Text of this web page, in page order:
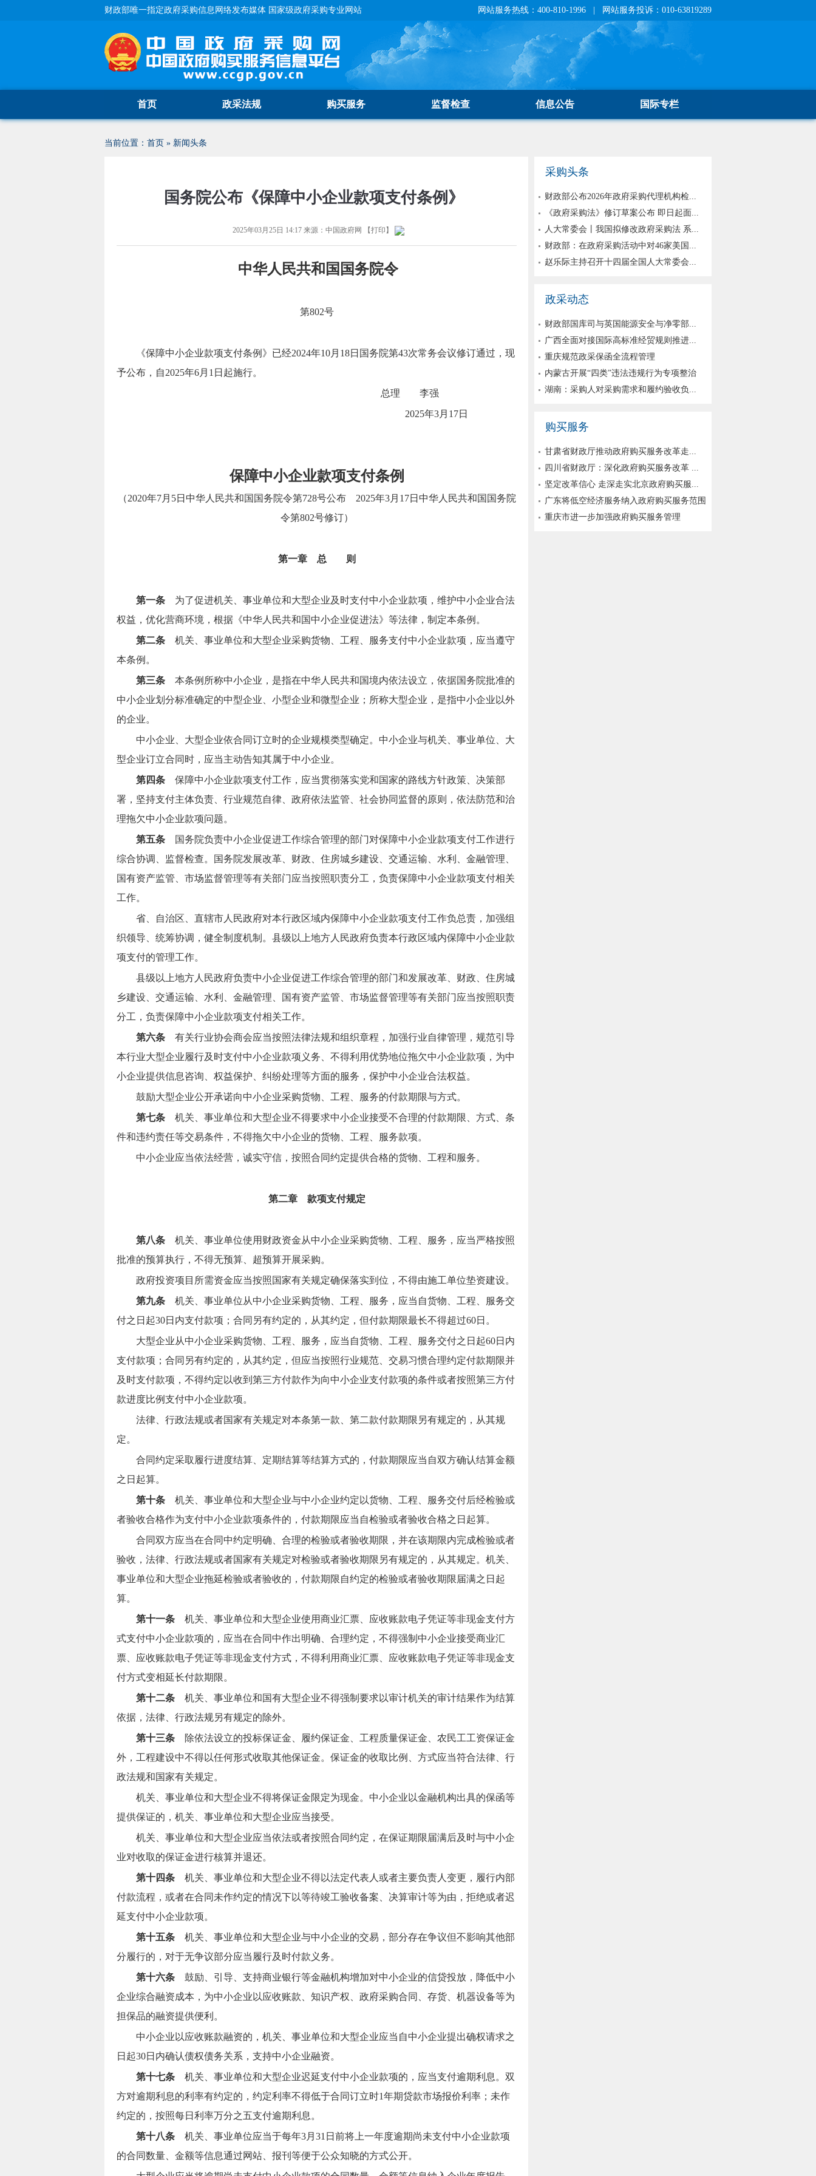
财政部唯一指定政府采购信息网络发布媒体 国家级政府采购专业网站 网站服务热线：400-810-1996 | 网站服务投诉：010-63819289
首页 政采法规 购买服务 监督检查 信息公告 国际专栏
当前位置： 首页 » 新闻头条
国务院公布《保障中小企业款项支付条例》
2025年03月25日 14:17来源： 中国政府网 【打印 】
中华人民共和 国国务院令
第802号
《保障中小企业款项支付条例》已经2024年10月 18日 国务院第43次常务会议修订通过，现
予公布，自2025年6月1日起施行。
总理 李强
2025年3月17日
保障中小企业款项支付条例
（2020年7月5日中华人民共和国国务院令第728号公布 2025年3月17日中华人民共和国国务院
令第802号修订）
第一章 总 则
第一条 为了促进机关、事业单位和大型企业及时支付中小企业款项，维护中小企业合法
权益，优化营商环境，根据《中华人民共和国中小企业促进法》等法律，制定本条例。
第二条 机关、事业单位和大型企业采购货物、工程、服务支付中小企业款项，应当遵守
本条例。
第三条 本条例所称中小企业，是指在中华人民共和国境内依法设立，依据国务院批准的
中小企业划分标准确定的中型企业、小型企业和微型企业；所称大型企业，是指中小企业以外
的企业。
中小企业、大型企业依合同订立时的企业规模类型确定。中小企业与机关、事业单位、大
型企业订立合同时，应当主动告知其属于中小企业。
第四条 保障中小企业款项支付工作，应当贯彻落实党和国家的路线方针政策、决策部
署，坚持支付主体负责、行业规范自律、政府依法监管、社会协同监督的原则，依法防范和治
理拖欠中小企业款项问题。
第五条 国务院负责中小企业促进工作综合管理的部门对保障中小企业款项支付工作进行
综合协调、监督检查。国务院发展改革、财政、住房城乡建设、交通运输、水利、金融管理、
国有资产监管、市场监督管理等有关部门应当按照职责分工，负责保障中小企业款项支付相关
工作。
省、自治区、直辖市人民政府对本行政区域内保障中小企业款项支付工作负总责，加强组
织领导、统筹协调，健全制度机制。县级以上地方人民政府负责本行政区域内保障中小企业款
项支付的管理工作。
县级以上地方人民政府负责中小企业促进工作综合管理的部门和发展改革、财政、住房城
乡建设、交通运输、水利、金融管理、国有资产监管、市场监督管理等有关部门应当按照职责
分工，负责保障中小企业款项支付相关工作。
第六条 有关行业协会商会应当按照法律法规和组织章程，加强行业自律管理，规范引导
本行业大型企业履行及时支付中小企业款项义务、不得利用优势地位拖欠中小企业款项，为中
小企业提供信息咨询、权益保护、纠纷处理等方面的服务，保护中小企业合法权益。
鼓励大型企业公开承诺向中小企业采购货物、工程、服务的付款期限与方式。
第七条 机关、事业单位和大型企业不得要求中小企业接受不合理的付款期限、方式、条
件和违约责任等交易条件，不得拖欠中小企业的货物、工程、服务款项。
中小企业应当依法经营，诚实守信，按照合同约定提供合格的货物、工程和服务。
第二章 款项支付规定
第八条 机关、事业单位使用财政资金从中小企业采购货物、工程、服务，应当严格按照
批准的预算执行， 不得无预算、超预算开展采购。
政府投资项目所需资金应当按照国家有关规定确保落实到位，不得由施工单位垫资建设。
第九条 机关、事业单位从中小企业采购货物、工程、服务，应当自货物、工程、服务交
付之日起30日内支付款项；合同另有约定的，从其约定，但付款期限最长不得超过60日。
大型企业从中小企业采购货物、工程、服务，应当自货物、工程、服务交付之日起60日内
支付款项；合同另有约定的，从其约定，但应当按照行业规范、交易习惯合理约定付款期限并
及时支付款项，不得约定以收到第三方付款作为向中小企业支付款项的条件或者按照第三方付
款进度比例支付中小企业款项。
法律、行政法规或者国家有关规定对本条第一款、第二款付款期限另有规定的，从其规
定。
合同约定采取履行进度结算、定期结算等结算方式的，付款期限应当自双方确认结算金额
之日起算。
第十条 机关、事业单位和大型企业与中小企业约定以货物、工程、服务交付后经检验或
者验收合格作为支付中小企业款项条件的，付款期限应当自检验或者验收合格之日起算。
合同双方应当在合同中约定明确、合理的检验或者验收期限，并在该期限内完成检验或者
验收，法律、行政法规或者国家有关规定对检验或者验收期限另有规定的，从其规定。机关、
事业单位和大型企业拖延检验或者验收的，付款期限自约定的检验或者验收期限届满之日起
算。
第十一条 机关、事业单位和大型企业使用商业汇票、应收账款电子凭证等非现金支付方
式支付中小企业款项的，应当在合同中作出明确、合理约定，不得强制中小企业接受商业汇
票、应收账款电子凭证等非现金支付方式，不得利用商业汇票、应收账款电子凭证等非现金支
付方式变相延长付款期限。
第十二条 机关、事业单位和国有大型企业不得强制要求以审计机关的审计结果作为结算
依据，法律、行政法规另有规定的除外。
第十三条 除依法设立的投标保证金、履约保证金、工程质量保证金、农民工工资保证金
外，工程建设中不得以任何形式收取其他保证金。保证金的收取比例、方式应当符合法律、行
政法规和国家有关规定。
机关、事业单位和大型企业不得将保证金限定为现金。中小企业以金融机构出具的保函等
提供保证的，机关、事业单位和大型企业应当接受。
机关、事业单位和大型企业应当依法或者按照合同约定，在保证期限届满后及时与中小企
业对收取的保证金进行核算并退还。
第十四条 机关、事业单位和大型企业不得以法定代表人或者主要负责人变更，履行内部
付款流程，或者在合同未作约定的情况下以等待竣工验收备案、决算审计等为由，拒绝或者迟
延支付中小企业款项。
第十五条 机关、事业单位和大型企业与中小企业的交易，部分存在争议但不影响其他部
分履行的，对于无争议部分应当履行及时付款义务。
第十六条 鼓励、引导、支持商业银行等金融机构增加对中小企业的信贷投放，降低中小
企业综合融资成本，为中小企业以应收账款、知识产权、政府采购合同、存货、机器设备等为
担保品的融资提供便利。
中小企业以应收账款融资的，机关、事业单位和大型企业应当自中小企业提出确权请求之
日起30日内确认债权债务关系，支持中小企业融资。
第十七条 机关、事业单位和大型企业迟延支付中小企业款项的，应当支付逾期利息。双
方对逾期利息的利率有约定的，约定利率不得低于合同订立时1年期贷款市场报价利率；未作
约定的，按照每日利率万分之五支付逾期利息。
第十八条 机关、事业单位应当于每年3月31日前将上一年度逾期尚未支付中小企业款项
的合同数量、金额等信息通过网站、报刊等便于公众知晓的方式公开。
采购头条
财政部公布2026年政府采购代理机构检...
《政府采购法》修订草案公布 即日起面...
人大常委会丨我国拟修改政府采购法 系...
财政部：在政府采购活动中对46家美国...
赵乐际主持召开十四届全国人大常委会...
政采动态
财政部国库司与英国能源安全与净零部...
广西全面对接国际高标准经贸规则推进...
重庆规范政采保函全流程管理
内蒙古开展“四类”违法违规行为专项整治
湖南：采购人对采购需求和履约验收负...
购买服务
甘肃省财政厅推动政府购买服务改革走...
四川省财政厅：深化政府购买服务改革 ...
坚定改革信心 走深走实北京政府购买服...
广东将低空经济服务纳入政府购买服务范围
重庆市进一步加强政府购买服务管理